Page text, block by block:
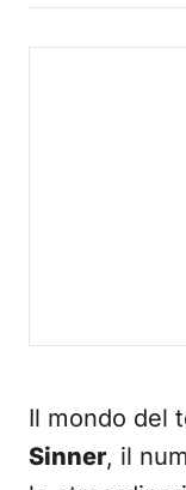
Il mondo del
Sinner, il